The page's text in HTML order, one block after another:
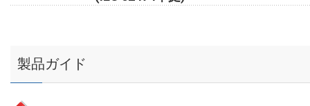
製品ガイド